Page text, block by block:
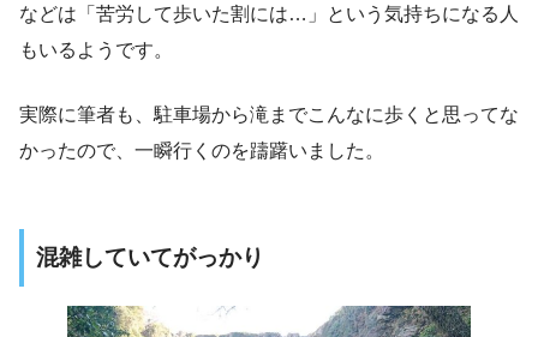
などは「苦労して歩いた割には…」という気持ちになる人
もいるようです。
実際に筆者も、駐車場から滝までこんなに歩くと思ってな
かったので、一瞬行くのを躊躇いました。
混雑していてがっかり